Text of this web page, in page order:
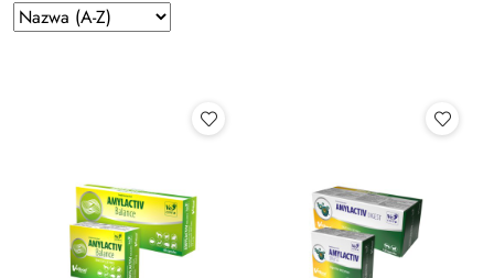
Zastosowano
sortowanie:
Sortuj
według